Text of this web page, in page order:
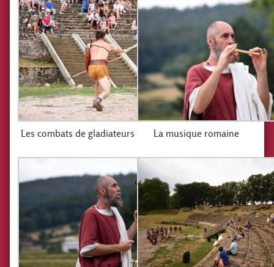
Les combats de gladiateurs La musique romaine